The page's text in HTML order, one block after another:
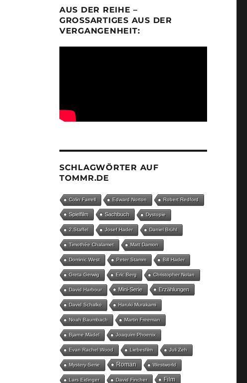
AUS DER REIHE –
GROSSARTIGES AUS DER V
ERGANGENHEIT:
SCHLAGWÖRTER AUF
TOMMR.DE
Colin Farrell Edward Norton Robert Redford
Spielfilm Sachbuch Dystopie
2.Staffel Josef Hader Daniel Brühl
Timothée Chalamet Matt Damon
Dominic West Peter Stamm Bill Hader
Greta Gerwig Eric Berg Christopher Nolan
David Harbour Mini-Serie Erzählungen
David Schalko Haruki Murakami
Noah Baumbach Martin Freeman
Bjarne Mädel Joaquim Phoenix
Evan Rachel Wood Liebesfilm Juli Zeh
Mystery-Serie Roman Westworld
Lars Eidinger David Fincher Film